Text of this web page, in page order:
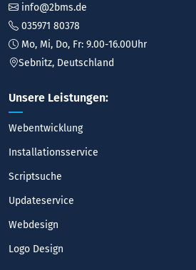
info@2bms.de
035971 80378
Mo, Mi, Do, Fr: 9.00-16.00Uhr
Sebnitz, Deutschland
Unsere Leistungen:
Webentwicklung
Installationsservice
Scriptsuche
Updateservice
Webdesign
Logo Design